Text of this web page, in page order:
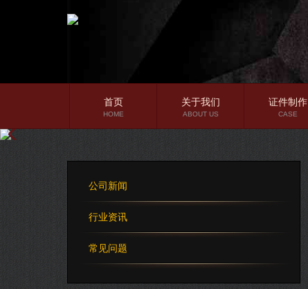
首页
HOME
关于我们
ABOUT US
证件制作
CASE
公司新闻
行业资讯
常见问题